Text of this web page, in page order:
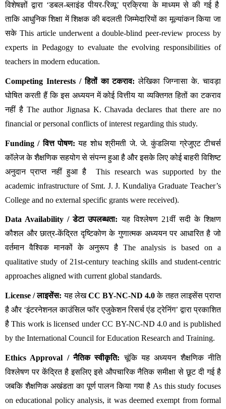
विशेषज्ञों द्वारा ‘डबल-ब्लाइंड पीयर-रिव्यू’ प्रक्रिया के माध्यम से की गई है
ताकि आधुनिक शिक्षा में शिक्षक की बदलती जिम्मेदारियों का मूल्यांकन किया जा
सके This article underwent a double-blind peer-review process by
experts in Pedagogy to evaluate the evolving responsibilities of
teachers in modern education.
Competing Interests / हितों का टकराव: लेखिका जिग्नासा के. चावड़ा
घोषित करती हैं कि इस अध्ययन में कोई वित्तीय या व्यक्तिगत हितों का टकराव
नहीं है The author Jignasa K. Chavada declares that there are no
financial or personal conflicts of interest regarding this study.
Funding / वित्त पोषण: यह शोध श्रीमती जे. जे. कुंडलिया ग्रेजुएट टीचर्स
कॉलेज के शैक्षणिक सहयोग से संपन्न हुआ है और इसके लिए कोई बाहरी विशिष्ट
अनुदान प्राप्त नहीं हुआ है  This research was supported by the
academic infrastructure of Smt. J. J. Kundaliya Graduate Teacher’s
College and no external specific grants were received).
Data Availability / डेटा उपलब्धता: यह विश्लेषण 21वीं सदी के शिक्षण
कौशल और छात्र-केंद्रित दृष्टिकोण के गुणात्मक अध्ययन पर आधारित है जो
वर्तमान वैश्विक मानकों के अनुरूप है The analysis is based on a
qualitative study of 21st-century teaching skills and student-centric
approaches aligned with current global standards.
License / लाइसेंस: यह लेख CC BY-NC-ND 4.0 के तहत लाइसेंस प्राप्त
है और ‘इंटरनेशनल काउंसिल फॉर एजुकेशन रिसर्च एंड ट्रेनिंग’ द्वारा प्रकाशित
है This work is licensed under CC BY-NC-ND 4.0 and is published
by the International Council for Education Research and Training.
Ethics Approval / नैतिक स्वीकृति: चूंकि यह अध्ययन शैक्षणिक नीति
विश्लेषण पर केंद्रित है इसलिए इसे औपचारिक नैतिक समीक्षा से छूट दी गई है
जबकि शैक्षणिक अखंडता का पूर्ण पालन किया गया है As this study focuses
on educational policy analysis, it was deemed exempt from formal